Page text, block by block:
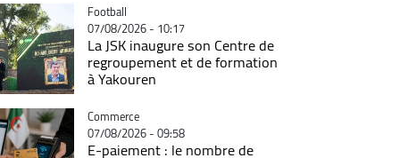
Catégorie
Football
07/08/2026 - 10:17
La JSK inaugure son Centre de
regroupement et de formation
à Yakouren
Catégorie
Commerce
07/08/2026 - 09:58
E-paiement : le nombre de